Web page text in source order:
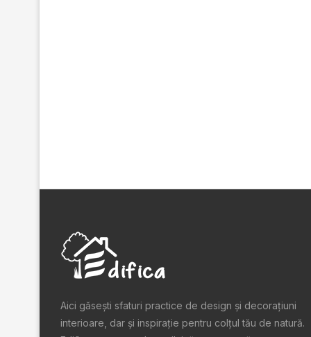
Aici găsești sfaturi practice de design şi decoraţiuni
interioare, dar și inspiraţie pentru colţul tău de natură.